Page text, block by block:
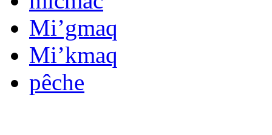
Mi’gmaq
Mi’kmaq
pêche